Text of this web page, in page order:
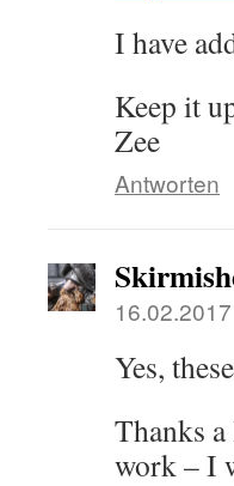
I have
Keep it
Zee
Antworten
Yes,
Thanks
work – I